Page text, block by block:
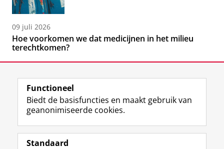
09 juli 2026
Hoe voorkomen we dat medicijnen in het milieu
terechtkomen?
Volg de RUG
F
a
L
i
R
S
I
n
Y
o
Functioneel
Biedt de basisfuncties en maakt gebruik van
geanonimiseerde cookies.
Standaard